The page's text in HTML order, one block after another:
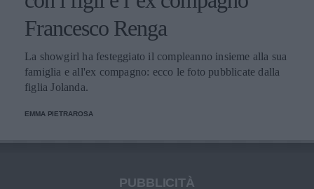
Francesco Renga
La showgirl ha festeggiato il compleanno insieme alla sua
famiglia e all'ex compagno: ecco le foto pubblicate dalla
figlia Jolanda.
EMMA PIETRAROSA
PUBBLICITÀ